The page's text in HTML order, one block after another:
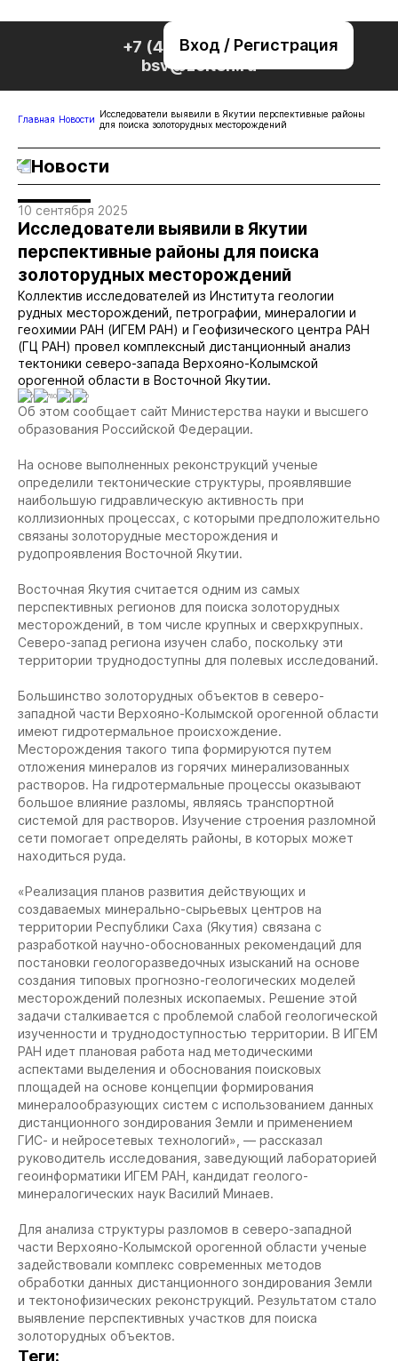
Вход / Регистрация
+7 (495) 221-76-32
bsv@zolteh.ru
Главная Новости Исследователи выявили в Якутии перспективные районы
для поиска золоторудных месторождений
Новости
10 сентября 2025
Исследователи выявили в Якутии
перспективные районы для поиска
золоторудных месторождений
Коллектив исследователей из Института геологии
рудных месторождений, петрографии, минералогии и
геохимии РАН (ИГЕМ РАН) и Геофизического центра РАН
(ГЦ РАН) провел комплексный дистанционный анализ
тектоники северо-запада Верхояно-Колымской
орогенной области в Восточной Якутии.
0 780 0 0
Об этом сообщает сайт Министерства науки и высшего
образования Российской Федерации.
На основе выполненных реконструкций ученые
определили тектонические структуры, проявлявшие
наибольшую гидравлическую активность при
коллизионных процессах, с которыми предположительно
связаны золоторудные месторождения и
рудопроявления Восточной Якутии.
Восточная Якутия считается одним из самых
перспективных регионов для поиска золоторудных
месторождений, в том числе крупных и сверхкрупных.
Северо-запад региона изучен слабо, поскольку эти
территории труднодоступны для полевых исследований.
Большинство золоторудных объектов в северо-
западной части Верхояно-Колымской орогенной области
имеют гидротермальное происхождение.
Месторождения такого типа формируются путем
отложения минералов из горячих минерализованных
растворов. На гидротермальные процессы оказывают
большое влияние разломы, являясь транспортной
системой для растворов. Изучение строения разломной
сети помогает определять районы, в которых может
находиться руда.
«Реализация планов развития действующих и
создаваемых минерально-сырьевых центров на
территории Республики Саха (Якутия) связана с
разработкой научно-обоснованных рекомендаций для
постановки геологоразведочных изысканий на основе
создания типовых прогнозно-геологических моделей
месторождений полезных ископаемых. Решение этой
задачи сталкивается с проблемой слабой геологической
изученности и труднодоступностью территории. В ИГЕМ
РАН идет плановая работа над методическими
аспектами выделения и обоснования поисковых
площадей на основе концепции формирования
минералообразующих систем с использованием данных
дистанционного зондирования Земли и применением
ГИС- и нейросетевых технологий», — рассказал
руководитель исследования, заведующий лабораторией
геоинформатики ИГЕМ РАН, кандидат геолого-
минералогических наук Василий Минаев.
Для анализа структуры разломов в северо-западной
части Верхояно-Колымской орогенной области ученые
задействовали комплекс современных методов
обработки данных дистанционного зондирования Земли
и тектонофизических реконструкций. Результатом стало
выявление перспективных участков для поиска
золоторудных объектов.
Теги: